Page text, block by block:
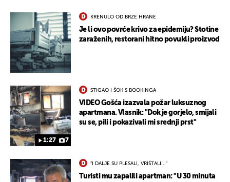
KRENULO OD BRZE HRANE
Je li ovo povrće krivo za epidemiju? Stotine
zaraženih, restorani hitno povukli proizvod
1:27 7
STIGAO I ŠOK S BOOKINGA
VIDEO Gošća izazvala požar luksuznog
apartmana. Vlasnik: "Dok je gorjelo, smijali
su se, pili i pokazivali mi srednji prst"
"I DALJE SU PLESALI, VRIŠTALI..."
Turisti mu zapalili apartman: "U 30 minuta